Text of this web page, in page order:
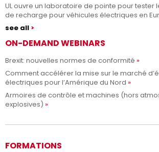
UL ouvre un laboratoire de pointe pour tester
de recharge pour véhicules électriques en
see all
ON-DEMAND WEBINARS
Brexit: nouvelles normes de conformité
Comment accélérer la mise sur le marché
électriques pour l’Amérique du Nord
Armoires de contrôle et machines (hors
explosives)
FORMATIONS